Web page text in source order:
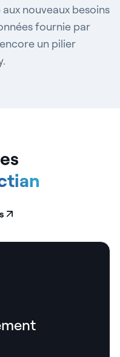
nouveaux besoins
fournie par
un pilier